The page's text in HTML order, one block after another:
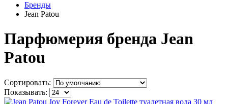
Бренды
Jean Patou
Парфюмерия бренда Jean
Patou
Сортировать:
Показывать: